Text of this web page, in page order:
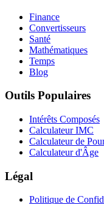
Finance
Convertisseurs
Santé
Mathématiques
Temps
Blog
Outils Populaires
Intérêts Composés
Calculateur IMC
Calculateur de
Calculateur d'Âge
Légal
Politique de